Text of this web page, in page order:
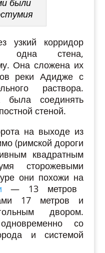
были
узкий корридор
одна стена,
Она сложена их
реки Адидже с
раствора.
была соединять
стеной.
на выходе из
(римской дороги
квадратным
сторожевыми
они похожи на
— 13 метров
17 метров и
двором.
со
и системой